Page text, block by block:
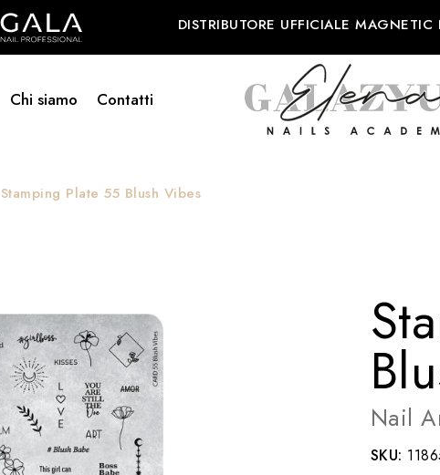
DISTRIBUTORE UFFICIALE
Chi siamo Contatti
Stamping Plate 55 Blush Vibes
Nail
SKU: